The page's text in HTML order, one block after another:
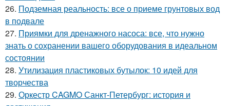
26. Подземная реальность: все о приеме грунтовых вод
в подвале
27. Приямки для дренажного насоса: все, что нужно
знать о сохранении вашего оборудования в идеальном
состоянии
28. Утилизация пластиковых бутылок: 10 идей для
творчества
29. Оркестр CAGMO Санкт-Петербург: история и